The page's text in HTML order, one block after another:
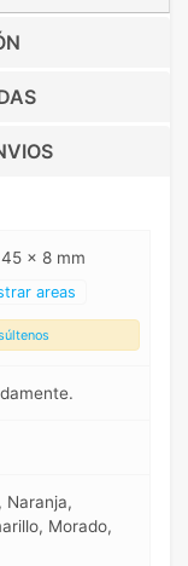
x 8 mm
areas
Naranja,
Morado,